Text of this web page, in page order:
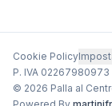
Cookie Policy
P. IVA 02267980973
© 2026 Palla al